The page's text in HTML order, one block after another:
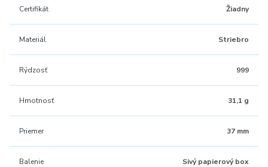
Certifikát Žiadny
Materiál Striebro
Rýdzosť 999
Hmotnosť 31,1 g
Priemer 37 mm
Balenie Sivý papierový box